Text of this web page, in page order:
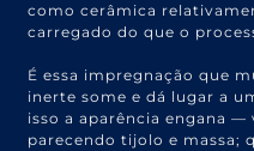
como cerâmica
carregado do que o
É essa impregnação que
inerte some e dá lugar a
isso a aparência engana
parecendo tijolo e massa;